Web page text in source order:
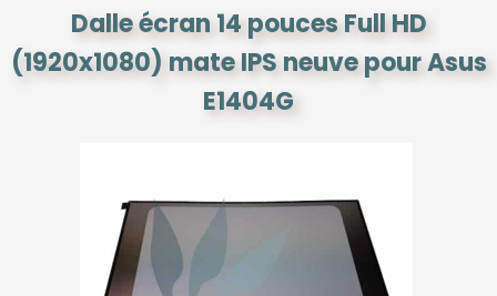
Dalle écran 14 pouces Full HD
(1920x1080) mate IPS neuve pour Asus
E1404G